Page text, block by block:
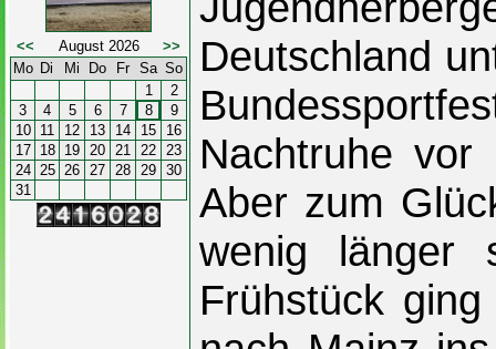
<< >>
August 2026
Mo Di Mi Do Fr Sa So
1
2
3
4 5 6 7 8
9
10
11 12 13 14 15
16
17
18 19 20 21 22 23
24 25 26 27 28 29 30
31
Deutschland
Nachtruhe
Aber zum
wenig länger
Frühstück